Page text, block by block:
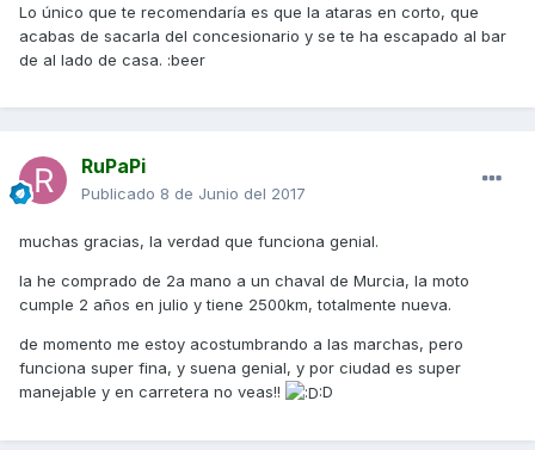
Lo único que te recomendaría es que la ataras en corto, que
acabas de sacarla del concesionario y se te ha escapado al bar
de al lado de casa. :beer
RuPaPi
Publicado 8 de Junio del 2017
muchas gracias, la verdad que funciona genial.
la he comprado de 2a mano a un chaval de Murcia, la moto
cumple 2 años en julio y tiene 2500km, totalmente nueva.
de momento me estoy acostumbrando a las marchas, pero
funciona super fina, y suena genial, y por ciudad es super
manejable y en carretera no veas!!
:D